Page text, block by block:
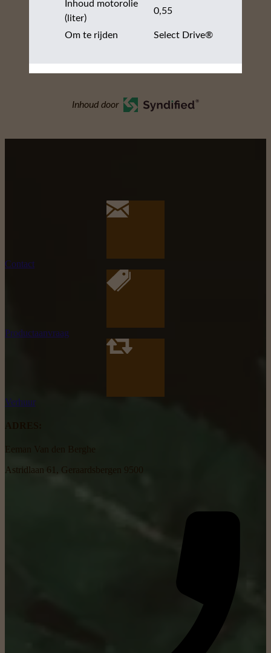
Inhoud motorolie
(liter)
0,55
Om te rijden Select Drive®
Inhoud door
Contact
Productaanvraag
Verhuur
Astridlaan 61, Geraardsbergen 9500